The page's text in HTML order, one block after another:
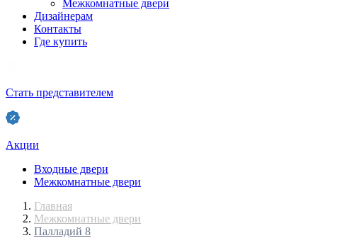
Межкомнатные двери
Дизайнерам
Контакты
Где купить
Стать представителем
Акции
Входные двери
Межкомнатные двери
Главная
Межкомнатные двери
Палладий 8